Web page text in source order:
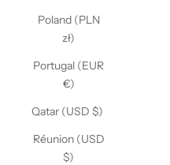
Poland (PLN
zł)
Portugal (EUR
€)
Qatar (USD $)
Réunion (USD
$)